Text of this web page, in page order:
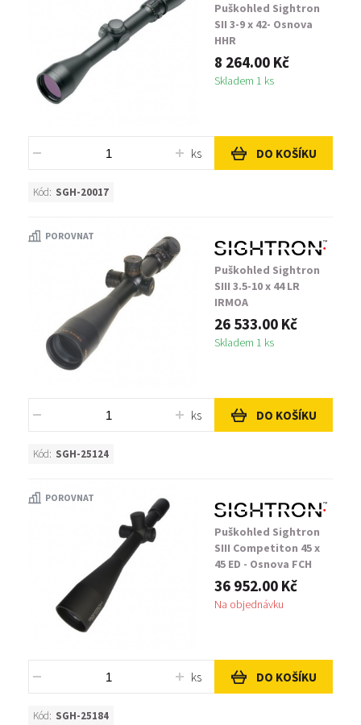
Puškohled Sightron
SII 3-9 x 42- Osnova
HHR
8 264.00 Kč
Skladem 1 ks
ks DO KOŠÍKU
Kód: SGH-20017
POROVNAT
Puškohled Sightron
SIII 3.5-10 x 44 LR
IRMOA
26 533.00 Kč
Skladem 1 ks
ks DO KOŠÍKU
Kód: SGH-25124
POROVNAT
Puškohled Sightron
SIII Competiton 45 x
45 ED - Osnova FCH
36 952.00 Kč
Na objednávku
ks DO KOŠÍKU
Kód: SGH-25184